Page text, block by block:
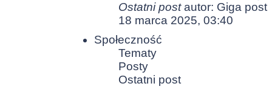
Ostatni postautor: Giga
18 marca 2025, 03:40
Społeczność
Tematy
Posty
Ostatni post